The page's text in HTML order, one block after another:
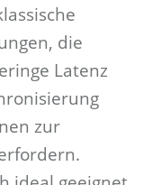
die
Latenz
zur